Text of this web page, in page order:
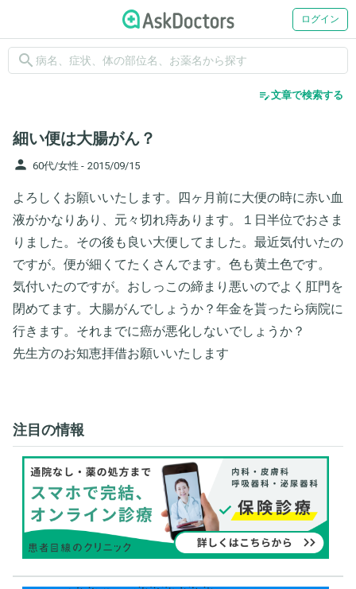
ログイン
search
edit_note文章で検索する
細い便は大腸がん？
person 60代/女性 - 2015/09/15
よろしくお願いいたします。四ヶ月前に大便の時に赤い血
液がかなりあり、元々切れ痔あります。１日半位でおさま
りました。その後も良い大便してました。最近気付いたの
ですが。便が細くてたくさんでます。色も黄土色です。
気付いたのですが。おしっこの締まり悪いのでよく肛門を
閉めてます。大腸がんでしょうか？年金を貰ったら病院に
行きます。それまでに癌が悪化しないでしょうか？
先生方のお知恵拝借お願いいたします
注目の情報